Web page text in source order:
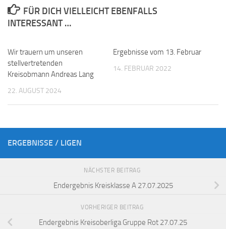
FÜR DICH VIELLEICHT EBENFALLS
INTERESSANT …
Wir trauern um unseren
stellvertretenden
Kreisobmann Andreas Lang
22. AUGUST 2024
Ergebnisse vom 13. Februar
14. FEBRUAR 2022
ERGEBNISSE / LIGEN
NÄCHSTER BEITRAG
Endergebnis Kreisklasse A 27.07.2025
VORHERIGER BEITRAG
Endergebnis Kreisoberliga Gruppe Rot 27.07.25